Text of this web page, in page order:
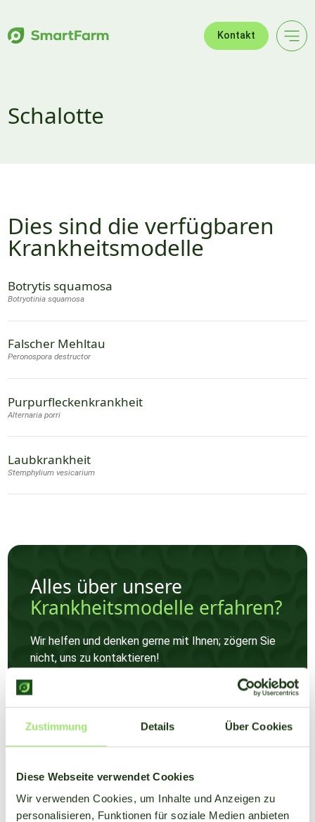
Zustimmung Details Über Cookies
Diese Webseite verwendet Cookies
Wir verwenden Cookies, um Inhalte und Anzeigen zu
personalisieren, Funktionen für soziale Medien anbieten
Kontakt
Schalotte
Dies sind die verfügbaren
Krankheitsmodelle
Botrytis squamosa
Botryotinia squamosa
Falscher Mehltau
Peronospora destructor
Purpurfleckenkrankheit
Alternaria porri
Laubkrankheit
Stemphylium vesicarium
Alles über unsere
Krankheitsmodelle erfahren?
Wir helfen und denken gerne mit Ihnen; zögern Sie
nicht, uns zu kontaktieren!